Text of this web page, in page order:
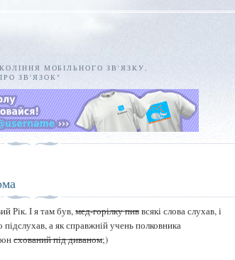
МОБІЛЬНОГО ЗВ'ЯЗКУ,
ЗВ'ЯЗОК"
Рік. І я там був,мед-горілку пиввсякі слова слухав, і
а як справжній учень полковника
схований під диваном;)